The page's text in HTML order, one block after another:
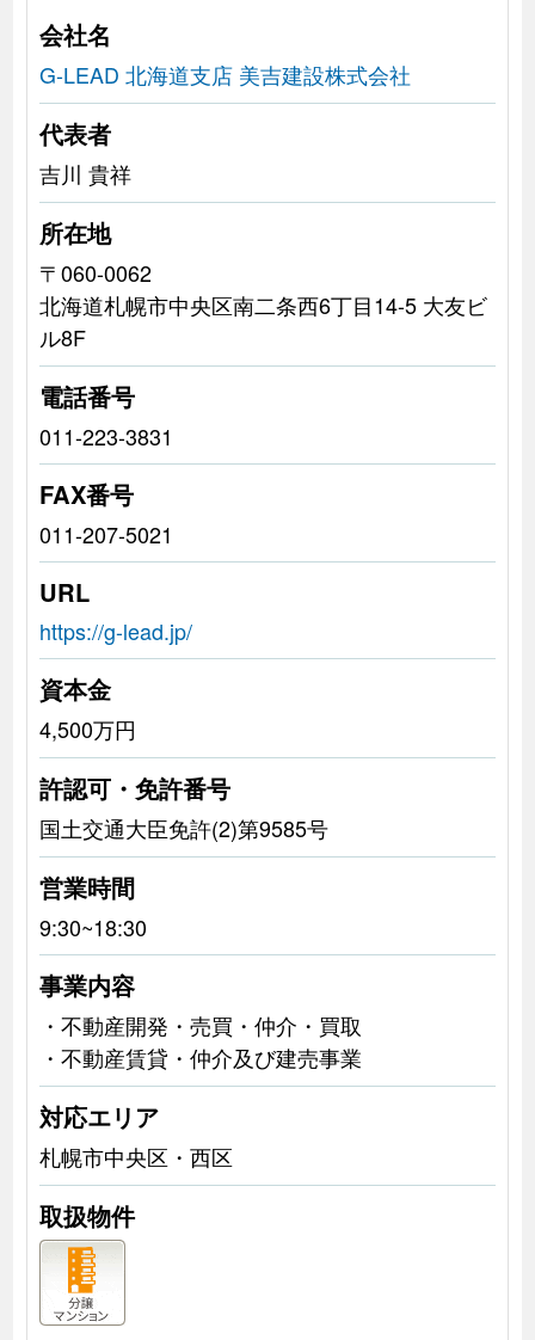
会社名
G-LEAD 北海道支店 美吉建設株式会社
代表者
吉川 貴祥
所在地
〒060-0062
北海道札幌市中央区南二条西6丁目14-5 大友ビ
ル8F
電話番号
011-223-3831
FAX番号
011-207-5021
URL
https://g-lead.jp/
資本金
4,500万円
許認可・免許番号
国土交通大臣免許(2)第9585号
営業時間
9:30~18:30
事業内容
・不動産開発・売買・仲介・買取
・不動産賃貸・仲介及び建売事業
対応エリア
札幌市中央区・西区
取扱物件